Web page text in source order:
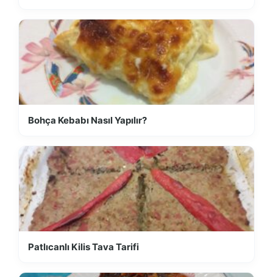
Bohça Kebabı Nasıl Yapılır?
Patlıcanlı Kilis Tava Tarifi